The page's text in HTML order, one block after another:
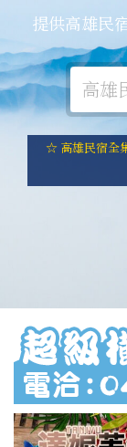
提供高雄民
☆ 高雄民宿全